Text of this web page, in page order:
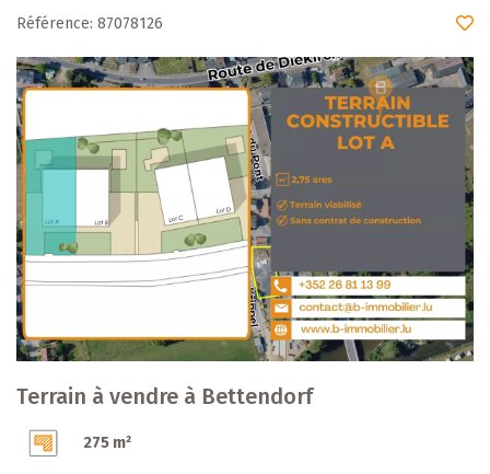
Référence: 87078126
Terrain à vendre à Bettendorf
275 m²